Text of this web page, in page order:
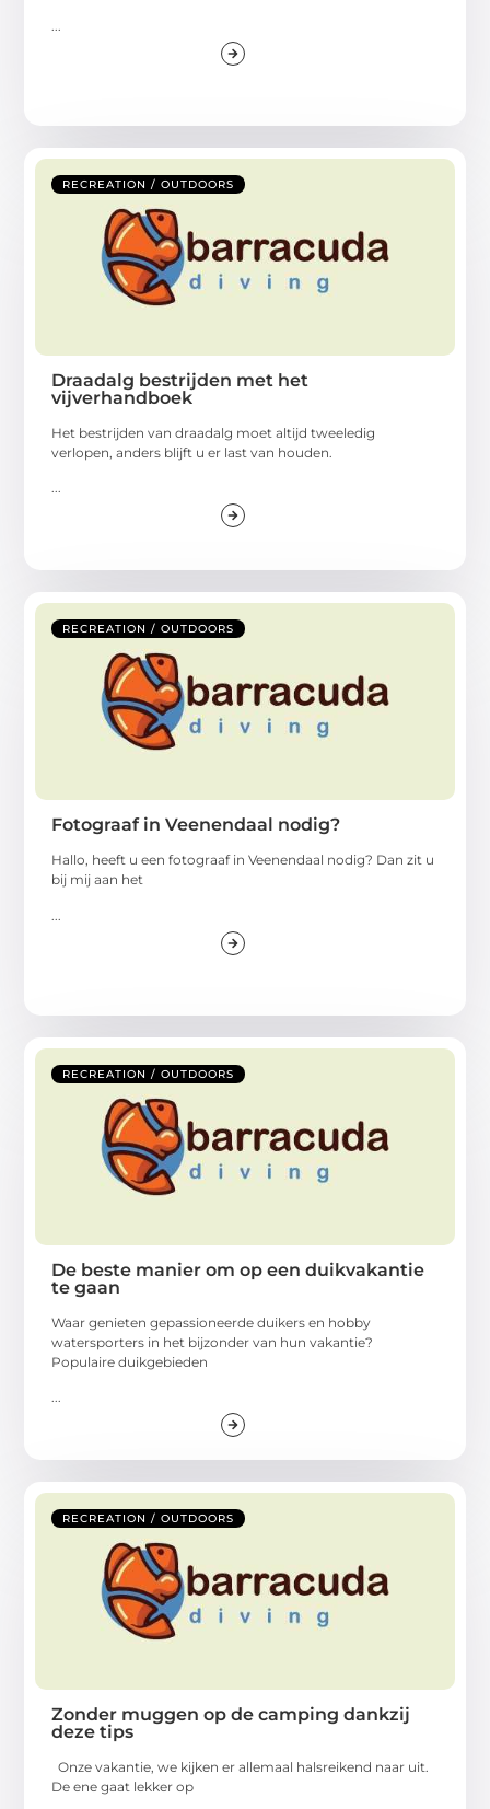
...
RECREATION / OUTDOORS
Draadalg bestrijden met het
vijverhandboek
Het bestrijden van draadalg moet altijd tweeledig
verlopen, anders blijft u er last van houden.
...
RECREATION / OUTDOORS
Fotograaf in Veenendaal nodig?
Hallo, heeft u een fotograaf in Veenendaal nodig? Dan zit u
bij mij aan het
RECREATION / OUTDOORS
De beste manier om op een duikvakantie
te gaan
Waar genieten gepassioneerde duikers en hobby
watersporters in het bijzonder van hun vakantie?
Populaire duikgebieden
...
RECREATION / OUTDOORS
Zonder muggen op de camping dankzij
deze tips
Onze vakantie, we kijken er allemaal halsreikend naar uit.
De ene gaat lekker op